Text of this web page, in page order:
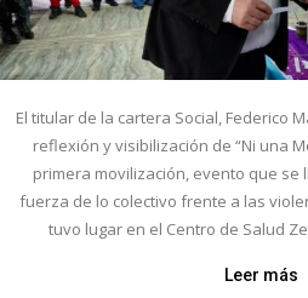
El titular de la cartera Social, Federico
reflexión y visibilización de “Ni una
primera movilización, evento que se
fuerza de lo colectivo frente a las
tuvo lugar en el Centro de Salud
Leer más